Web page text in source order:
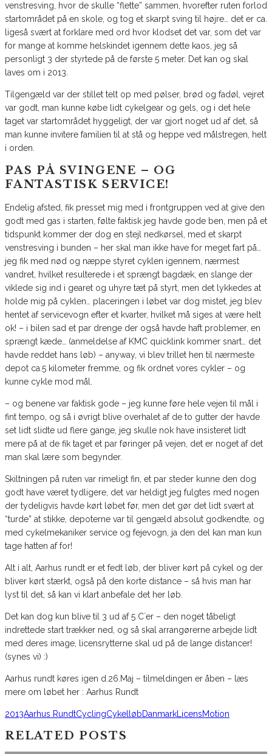
venstresving, hvor de skulle “flette” sammen, hvorefter ruten forlod
startområdet på en skole, og tog et skarpt sving til højre… det er ca.
ligeså svært at forklare med ord hvor klodset det var, som det var
for mange at komme helskindet igennem dette kaos, jeg så
personligt 3 der styrtede på de første 5 meter. Det kan og skal
laves om i 2013.
Tilgengæld var der stillet telt op med pølser, brød og fadøl, vejret
var godt, man kunne købe lidt cykelgear og gels, og i det hele
taget var startområdet hyggeligt, der var gjort noget ud af det, så
man kunne invitere familien til at stå og heppe ved målstregen, helt
i orden.
PAS PÅ SVINGENE – OG
FANTASTISK SERVICE!
Endelig afsted, fik presset mig med i frontgruppen ved at give den
godt med gas i starten, følte faktisk jeg havde gode ben, men på et
tidspunkt kommer der dog en stejl nedkørsel, med et skarpt
venstresving i bunden – her skal man ikke have for meget fart på…
jeg fik med nød og næppe styret cyklen igennem, nærmest
vandret, hvilket resulterede i et sprængt bagdæk, en slange der
viklede sig ind i gearet og uhyre tæt på styrt, men det lykkedes at
holde mig på cyklen… placeringen i løbet var dog mistet, jeg blev
hentet af servicevogn efter et kvarter, hvilket må siges at være helt
ok! – i bilen sad et par drenge der også havde haft problemer, en
sprængt kæde… (anmeldelse af KMC quicklink kommer snart… det
havde reddet hans løb) – anyway, vi blev trillet hen til nærmeste
depot ca.5 kilometer fremme, og fik ordnet vores cykler – og
kunne cykle mod mål.
– og benene var faktisk gode – jeg kunne føre hele vejen til mål i
fint tempo, og så i øvrigt blive overhalet af de to gutter der havde
set lidt slidte ud flere gange, jeg skulle nok have insisteret lidt
mere på at de fik taget et par føringer på vejen, det er noget af det
man skal lære som begynder.
Skiltningen på ruten var rimeligt fin, et par steder kunne den dog
godt have været tydligere, det var heldigt jeg fulgtes med nogen
der tydeligvis havde kørt løbet før, men det gør det lidt svært at
“turde” at stikke, depoterne var til gengæld absolut godkendte, og
med cykelmekaniker service og fejevogn, ja den del kan man kun
tage hatten af for!
Alt i alt, Aarhus rundt er et fedt løb, der bliver kørt på cykel og der
bliver kørt stærkt, også på den korte distance – så hvis man har
lyst til det, så kan vi klart anbefale det her løb.
Det kan dog kun blive til 3 ud af 5 C´er – den noget tåbeligt
indrettede start trækker ned, og så skal arrangørerne arbejde lidt
med deres image, licensrytterne skal ud på de lange distancer!
(synes vi) :)
Aarhus rundt køres igen d.26.Maj – tilmeldingen er åben – læs
mere om løbet her : Aarhus Rundt
2013Aarhus RundtCyclingCykelløbDanmarkLicensMotion
RELATED POSTS